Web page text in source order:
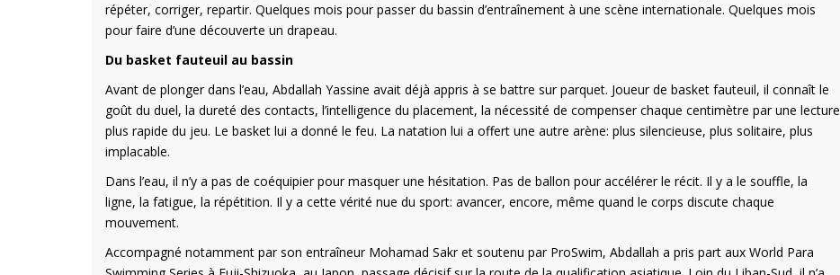
répéter, corriger, repartir. Quelques mois pour passer du bassin d’entraînement à une scène internationale. Quelques mois
pour faire d’une découverte un drapeau.
Du basket fauteuil au bassin
Avant de plonger dans l’eau, Abdallah Yassine avait déjà appris à se battre sur parquet. Joueur de basket fauteuil, il connaît le
goût du duel, la dureté des contacts, l’intelligence du placement, la nécessité de compenser chaque centimètre par une lecture
plus rapide du jeu. Le basket lui a donné le feu. La natation lui a offert une autre arène: plus silencieuse, plus solitaire, plus
implacable.
Dans l’eau, il n’y a pas de coéquipier pour masquer une hésitation. Pas de ballon pour accélérer le récit. Il y a le souffle, la
ligne, la fatigue, la répétition. Il y a cette vérité nue du sport: avancer, encore, même quand le corps discute chaque
mouvement.
Accompagné notamment par son entraîneur Mohamad Sakr et soutenu par ProSwim, Abdallah a pris part aux World Para